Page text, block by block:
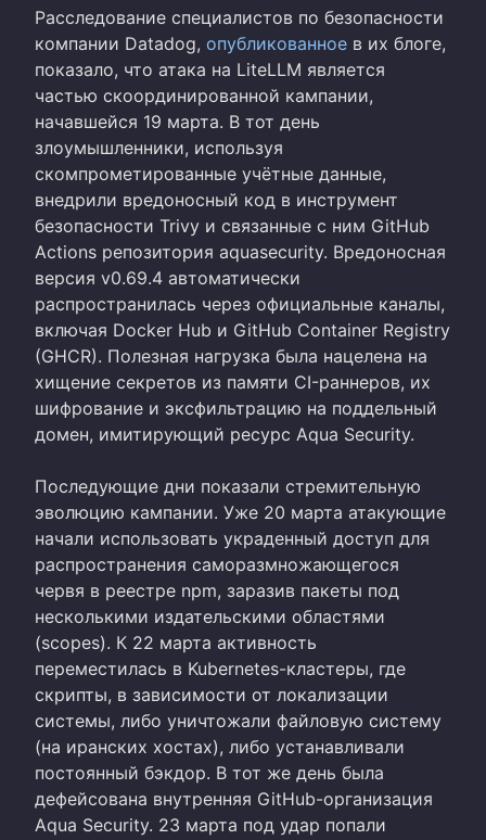
Расследование специалистов по безопасности
компании Datadog, опубликованное в их блоге,
показало, что атака на LiteLLM является
частью скоординированной кампании,
начавшейся 19 марта. В тот день
злоумышленники, используя
скомпрометированные учётные данные,
внедрили вредоносный код в инструмент
безопасности Trivy и связанные с ним GitHub
Actions репозитория aquasecurity. Вредоносная
версия v0.69.4 автоматически
распространилась через официальные каналы,
включая Docker Hub и GitHub Container Registry
(GHCR). Полезная нагрузка была нацелена на
хищение секретов из памяти CI-раннеров, их
шифрование и эксфильтрацию на поддельный
домен, имитирующий ресурс Aqua Security.
Последующие дни показали стремительную
эволюцию кампании. Уже 20 марта атакующие
начали использовать украденный доступ для
распространения саморазмножающегося
червя в реестре npm, заразив пакеты под
несколькими издательскими областями
(scopes). К 22 марта активность
переместилась в Kubernetes-кластеры, где
скрипты, в зависимости от локализации
системы, либо уничтожали файловую систему
(на иранских хостах), либо устанавливали
постоянный бэкдор. В тот же день была
дефейсована внутренняя GitHub-организация
Aqua Security. 23 марта под удар попали